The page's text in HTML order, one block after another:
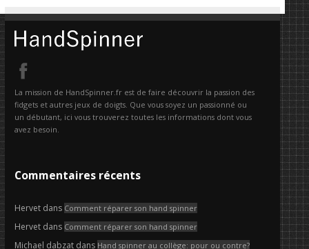
La mission de HandSpinner.fr est de faire découvrir la passion des
fidgets et autres jeux de doigts. Que vous soyez un passionné ou
un débutant, ici vous trouverez toutes les informations dont vous
avez besoin.
Commentaires récents
Hervetdans Comment réparer son hand spinner
Hervetdans Comment réparer son hand spinner
Michael dabzatdans Hand spinner au collège: pour ou contre?